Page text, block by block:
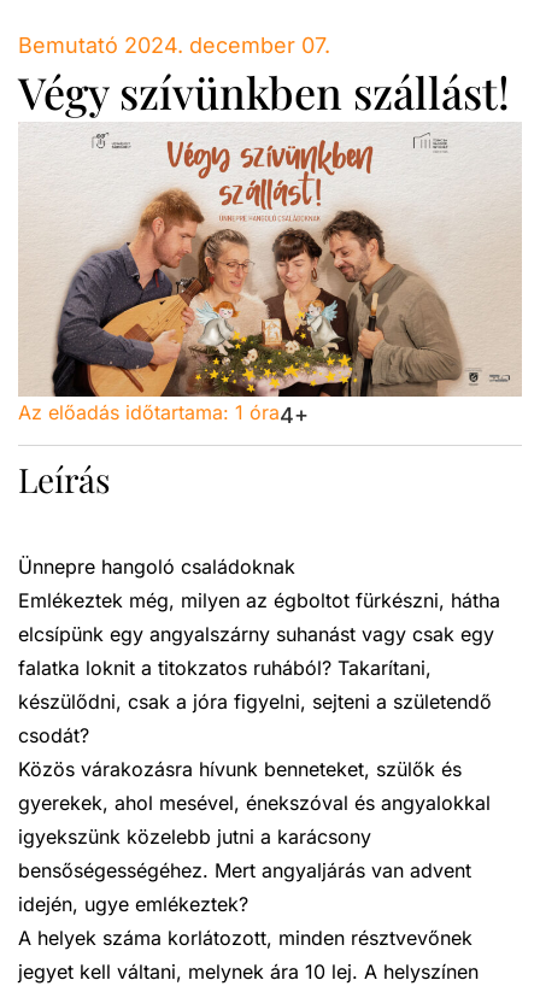
Bemutató 2024. december 07.
Végy szívünkben szállást!
Az előadás időtartama: 1 óra4+
Leírás
Ünnepre hangoló családoknak
Emlékeztek még, milyen az égboltot fürkészni, hátha
elcsípünk egy angyalszárny suhanást vagy csak egy
falatka loknit a titokzatos ruhából? Takarítani,
készülődni, csak a jóra figyelni, sejteni a születendő
csodát?
Közös várakozásra hívunk benneteket, szülők és
gyerekek, ahol mesével, énekszóval és angyalokkal
igyekszünk közelebb jutni a karácsony
bensőségességéhez. Mert angyaljárás van advent
idején, ugye emlékeztek?
A helyek száma korlátozott, minden résztvevőnek
jegyet kell váltani, melynek ára 10 lej. A helyszínen